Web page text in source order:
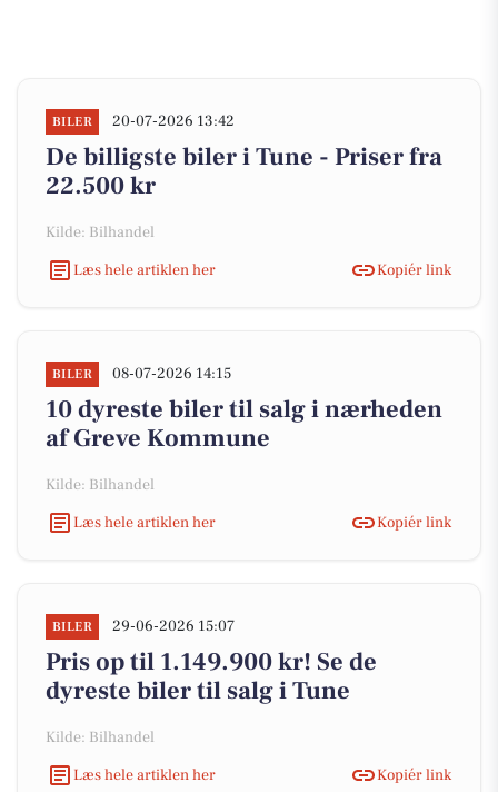
BILER 20-07-2026 13:42
De billigste biler i Tune - Priser fra
22.500 kr
Kilde: Bilhandel
Læs hele artiklen her
Kopiér link
BILER 08-07-2026 14:15
10 dyreste biler til salg i nærheden
af Greve Kommune
Kilde: Bilhandel
Læs hele artiklen her
Kopiér link
BILER 29-06-2026 15:07
Pris op til 1.149.900 kr! Se de
dyreste biler til salg i Tune
Kilde: Bilhandel
Læs hele artiklen her
Kopiér link